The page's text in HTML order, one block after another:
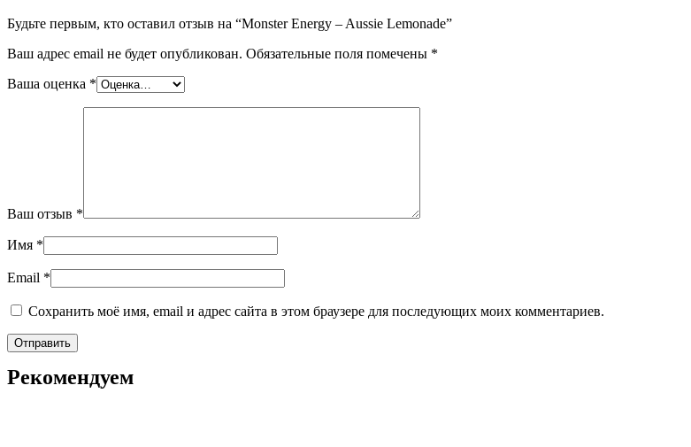
Будьте первым, кто оставил отзыв на “Monster Energy – Aussie Lemonade”
Ваш адрес email не будет опубликован. Обязательные поля помечены *
Ваша оценка *
Ваш отзыв *
Имя *
Email *
Сохранить моё имя, email и адрес сайта в этом браузере для последующих моих комментариев.
Рекомендуем